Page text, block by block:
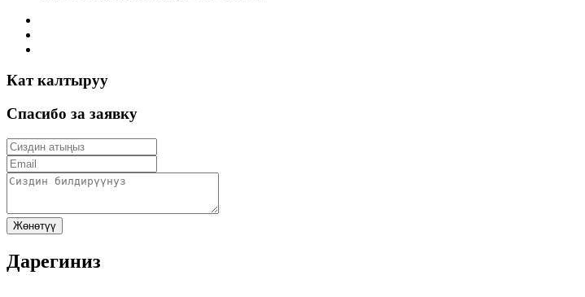
Кат калтыруу
Спасибо за заявку
Жөнөтүү
Дарегиниз